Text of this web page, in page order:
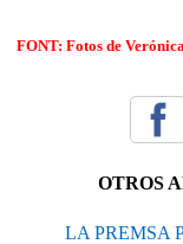
FONT: Fotos de
OTROS
LA PREMSA